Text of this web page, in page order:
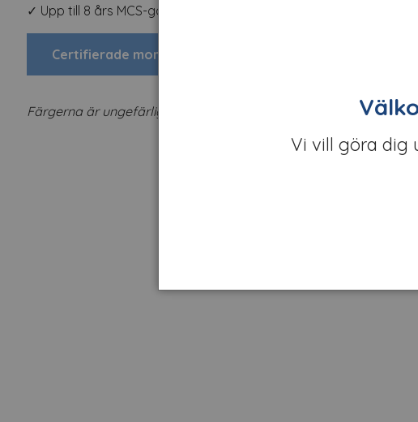
✓ Upp till 8 års MCS-garanti.
Certifierade montörer
Färgerna är ungefärliga.
Vi vill göra dig